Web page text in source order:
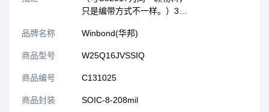
只是编带方式不一样。）3V
with dual/quad SPI
品牌名称 Winbond(华邦)
商品型号 W25Q16JVSSIQ
商品编号 C131025
商品封装 SOIC-8-208mil​